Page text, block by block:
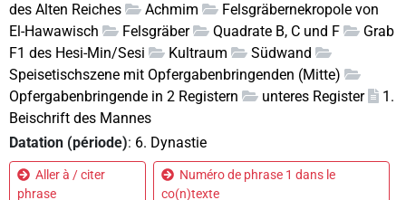
des Alten Reiches
Achmim
Felsgräbernekropole von
El-Hawawisch
Felsgräber Quadrate B, C und F
Grab
F1 des Hesi-Min/Sesi
Kultraum
Südwand
Speisetischszene mit Opfergabenbringenden (Mitte)
Opfergabenbringende in 2 Registern
unteres Register
1.
Beischrift des Mannes
Datation (période): 6. Dynastie
Aller à / citer
phrase
Numéro de phrase 1 dans le
co(n)texte